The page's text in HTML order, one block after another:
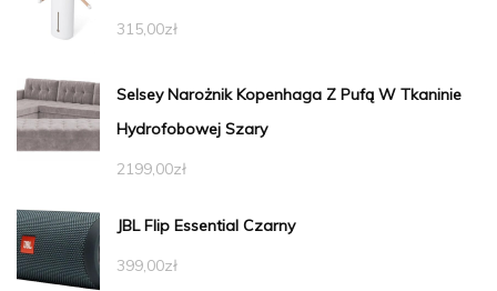
315,00zł
Selsey Narożnik Kopenhaga Z Pufą W Tkaninie
Hydrofobowej Szary
2199,00zł
JBL Flip Essential Czarny
399,00zł